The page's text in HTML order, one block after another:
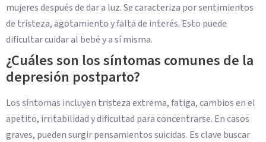
mujeres después de dar a luz. Se caracteriza por sentimientos
de tristeza, agotamiento y falta de interés. Esto puede
dificultar cuidar al bebé y a sí misma.
¿Cuáles son los síntomas comunes de la
depresión postparto?
Los síntomas incluyen tristeza extrema, fatiga, cambios en el
apetito, irritabilidad y dificultad para concentrarse. En casos
graves, pueden surgir pensamientos suicidas. Es clave buscar